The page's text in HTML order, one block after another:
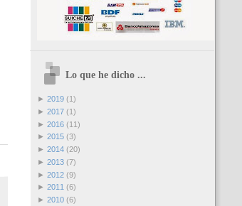
Lo que he dicho ...
► 2019 (1)
► 2017 (1)
► 2016 (11)
► 2015 (3)
► 2014 (20)
► 2013 (7)
► 2012 (9)
► 2011 (6)
► 2010 (6)